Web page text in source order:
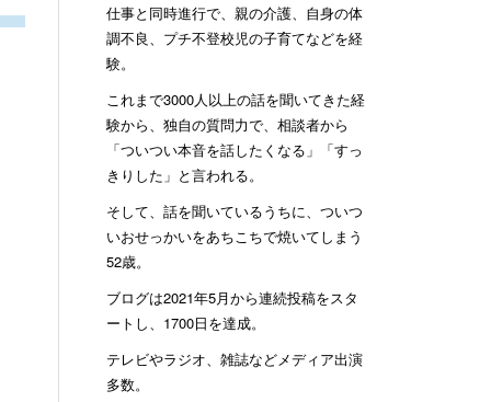
仕事と同時進行で、親の介護、自身の体
調不良、プチ不登校児の子育てなどを経
験。
これまで3000人以上の話を聞いてきた経
験から、独自の質問力で、相談者から
「ついつい本音を話したくなる」「すっ
きりした」と言われる。
そして、話を聞いているうちに、ついつ
いおせっかいをあちこちで焼いてしまう
52歳。
ブログは2021年5月から連続投稿をスタ
ートし、1700日を達成。
テレビやラジオ、雑誌などメディア出演
多数。